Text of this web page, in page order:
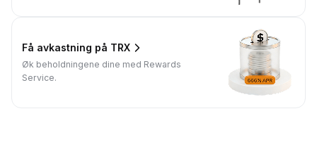
Få avkastning på TRX
Øk beholdningene dine med Rewards
Service.